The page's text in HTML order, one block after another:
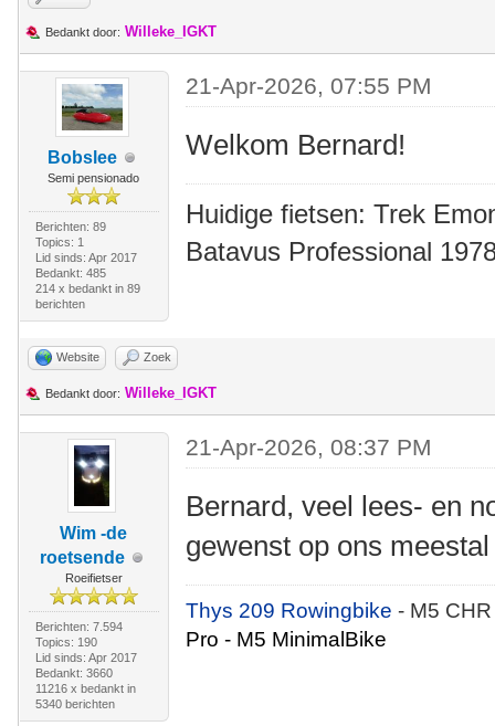
Bedankt door: Willeke_IGKT
Bobslee
Semi pensionado
Berichten: 89
Topics: 1
Lid sinds: Apr 2017
Bedankt: 485
214 x bedankt in 89
berichten
21-Apr-2026, 07:55 PM
Welkom Bernard!
Huidige fietsen: Trek
Batavus Professional
Website Zoek
Bedankt door: Willeke_IGKT
Wim -de
roetsende
Roeifietser
Berichten: 7.594
Topics: 190
Lid sinds: Apr 2017
Bedankt: 3660
11216 x bedankt in
5340 berichten
21-Apr-2026, 08:37 PM
Bernard, veel lees- en
gewenst op ons
Thys 209 Rowingbike- M5
Pro - M5 MinimalBike